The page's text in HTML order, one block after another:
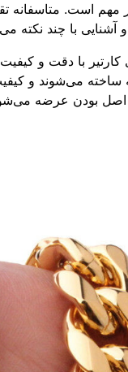
است. متاسفانه
با چند نکته
کارتیر با دقت و
ساخته می‌شوند
بودن عرضه